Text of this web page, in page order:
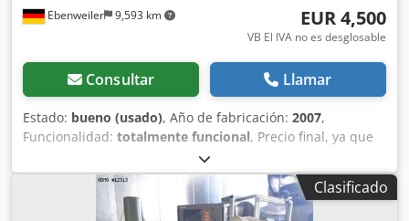
Ebenweiler 9,593 km EUR 4,500
VB El IVA no es desglosable
Consultar Llamar
Estado: bueno (usado), Año de fabricación: 2007,
Funcionalidad: totalmente funcional, Precio final, ya que
está sujeto a tributación diferencial según §25a de la Ley
del IVA alemana. ¡Recibirá una factura adecuada! Nº
interno de artículo: 26043 Fresadora CNC Optimum F100
Crsdpjzb I Tgsfx Ahmof Año de fabricación: 2007 La
Clasificado